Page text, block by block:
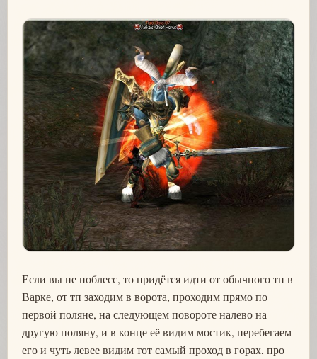
Если вы не ноблесс, то придётся идти от обычного тп в
Варке, от тп заходим в ворота, проходим прямо по
первой поляне, на следующем повороте налево на
другую поляну, и в конце её видим мостик, перебегаем
его и чуть левее видим тот самый проход в горах, про